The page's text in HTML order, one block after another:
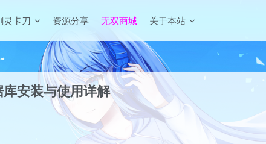
灵卡刀 资源分享 无双商城 关于本站
安装与使用详解